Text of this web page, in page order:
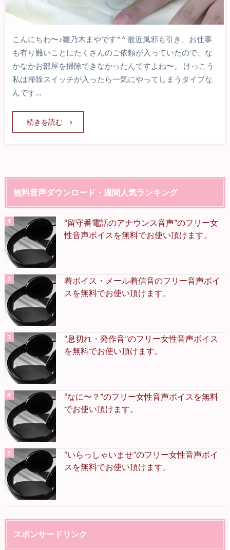
こんにちわ〜♪雛乃木まやです^^ 最近風邪も引き、お仕事
も有り難いことにたくさんのご依頼が入っていたので、な
かなかお部屋を掃除できなかったんですよね〜。 けっこう
私は掃除スイッチが入ったら一気にやってしまうタイプな
んです…
続きを読む
無料音声ダウンロード・週間人気ランキング
“留守番電話のアナウンス音声”のフリー女
性音声ボイスを無料でお使い頂けます。
着ボイス・メール着信音のフリー音声ボイ
スを無料でお使い頂けます。
“息切れ・発作音”のフリー女性音声ボイス
を無料でお使い頂けます。
“なに〜？”のフリー女性音声ボイスを無料
でお使い頂けます。
“いらっしゃいませ”のフリー女性音声ボイ
スを無料でお使い頂けます。
スポンサードリンク